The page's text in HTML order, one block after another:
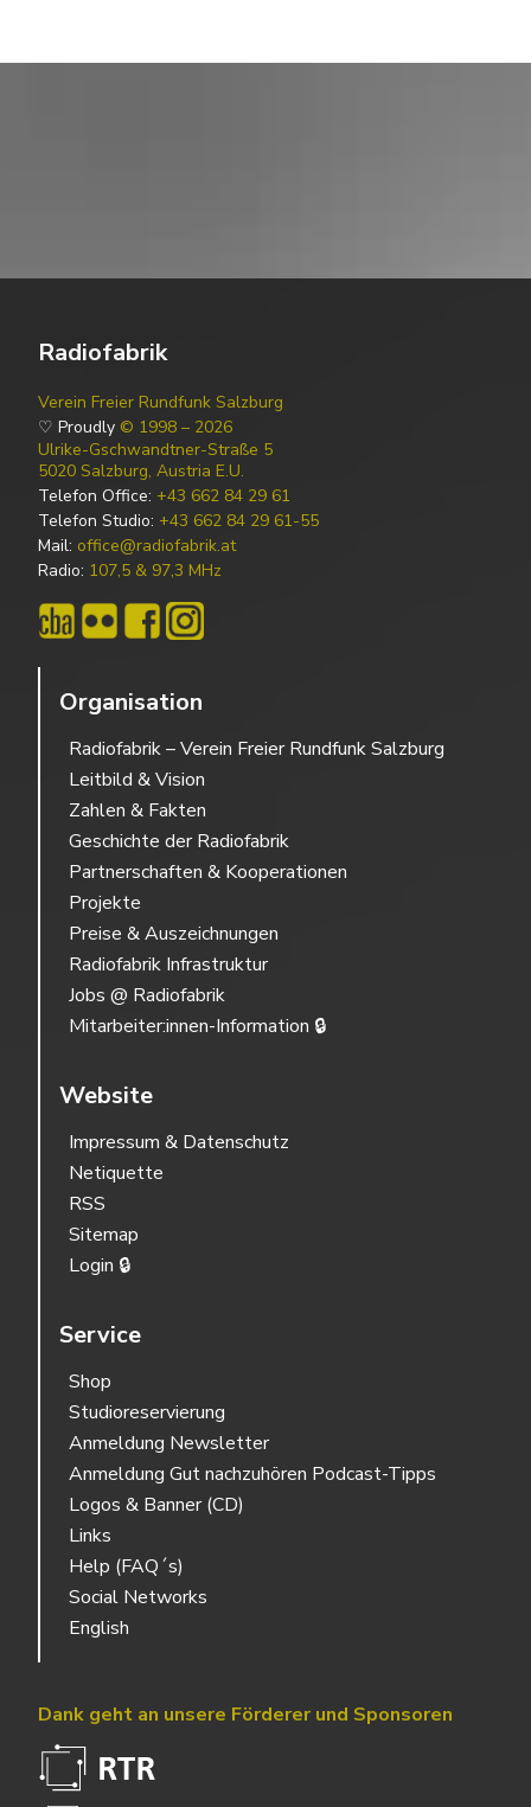
Radiofabrik
Verein Freier Rundfunk Salzburg
♡ Proudly © 1998 – 2026
Ulrike-Gschwandtner-Straße 5
5020 Salzburg, Austria E.U.
Telefon Office: +43 662 84 29 61
Telefon Studio: +43 662 84 29 61-55
Mail: office@radiofabrik.at
Radio: 107,5 & 97,3 MHz
Organisation
Radiofabrik – Verein Freier Rundfunk Salzburg
Leitbild & Vision
Zahlen & Fakten
Geschichte der Radiofabrik
Partnerschaften & Kooperationen
Projekte
Preise & Auszeichnungen
Radiofabrik Infrastruktur
Jobs @ Radiofabrik
Mitarbeiter:innen-Information 🔒
Website
Impressum & Datenschutz
Netiquette
RSS
Sitemap
Login 🔒
Service
Shop
Studioreservierung
Anmeldung Newsletter
Anmeldung Gut nachzuhören Podcast-Tipps
Logos & Banner (CD)
Links
Help (FAQ´s)
Social Networks
English
Dank geht an unsere Förderer und Sponsoren